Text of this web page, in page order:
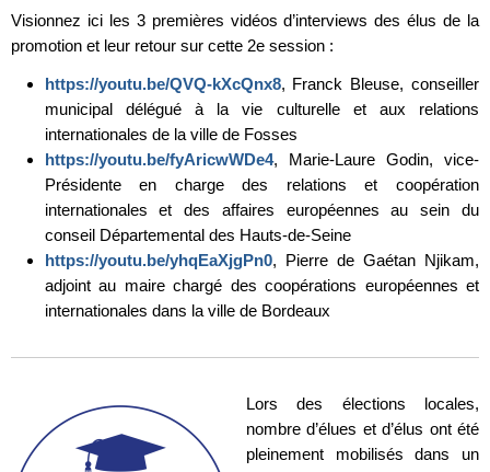
Visionnez ici les 3 premières vidéos d’interviews des élus de la
promotion et leur retour sur cette 2e session :
https://youtu.be/QVQ-kXcQnx8, Franck Bleuse, conseiller
municipal délégué à la vie culturelle et aux relations
internationales de la ville de Fosses
https://youtu.be/fyAricwWDe4, Marie-Laure Godin, vice-
Présidente en charge des relations et coopération
internationales et des affaires européennes au sein du
conseil Départemental des Hauts-de-Seine
https://youtu.be/yhqEaXjgPn0, Pierre de Gaétan Njikam,
adjoint au maire chargé des coopérations européennes et
internationales dans la ville de Bordeaux
Lors des élections locales,
nombre d’élues et d’élus ont été
pleinement mobilisés dans un